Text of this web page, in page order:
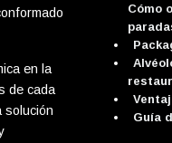
en la
de cada
solución
Cómo
Guía